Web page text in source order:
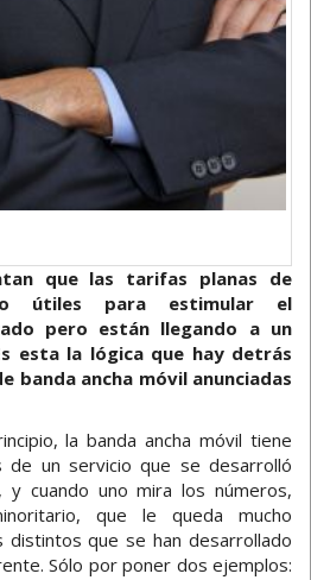
que las tarifas planas de
útiles para estimular el
pero están llegando a un
esta la lógica que hay detrás
banda ancha móvil anunciadas
la banda ancha móvil tiene
de un servicio que se desarrolló
cuando uno mira los números,
que le queda mucho
distintos que se han desarrollado
Sólo por poner dos ejemplos: